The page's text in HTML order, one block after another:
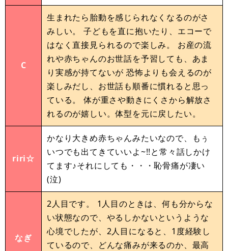
C
生まれたら胎動を感じられなくなるのがさ
みしい。 子どもを直に抱いたり、エコーで
はなく直接見られるので楽しみ。 お産の流
れや赤ちゃんのお世話を予習しても、あま
り実感が持てないが 恐怖よりも会えるのが
楽しみだし、お世話も順番に慣れると思っ
ている。 体が重さや動きにくさから解放さ
れるのが嬉しい。体型を元に戻したい。
riri☆
かなり大きめ赤ちゃんみたいなので、もぅ
いつでも出てきていいよ~!!と常々話しかけ
てます♪それにしても・・・恥骨痛が凄い
(泣)
なぎ
2人目です。 1人目のときは、何も分からな
い状態なので、やるしかないというような
心境でしたが、2人目になると、1度経験し
ているので、どんな痛みが来るのか、最高